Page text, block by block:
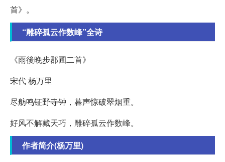
首》。
“雕碎孤云作数峰”全诗
《雨後晚步郡圃二首》
宋代 杨万里
尽舫鸣钲野寺钟，暮声惊破翠烟重。
好风不解藏天巧，雕碎孤云作数峰。
作者简介(杨万里)